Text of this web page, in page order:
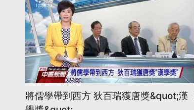
將儒學帶到西方 狄百瑞獲唐獎&quot;漢